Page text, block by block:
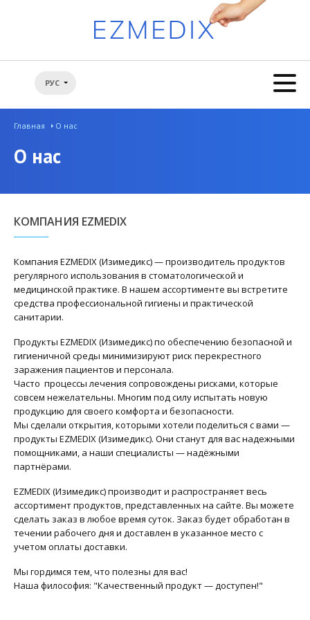
РУС
Главная О нас
О нас
КОМПАНИЯ EZMEDIX
Компания EZMEDIX (Изимедикс) — производитель продуктов
регулярного использования в стоматологической и
медицинской практике. В нашем ассортименте вы встретите
средства профессиональной гигиены и практической
санитарии.
Продукты EZMEDIX (Изимедикс) по обеспечению безопасной и
гигиеничной среды минимизируют риск перекрестного
заражения пациентов и персонала.
Часто процессы лечения сопровождены рисками, которые
совсем нежелательны. Многим под силу испытать новую
продукцию для своего комфорта и безопасности.
Мы сделали открытия, которыми хотели поделиться с вами —
продукты EZMEDIX (Изимедикс). Они станут для вас надежными
помощниками, а наши специалисты — надёжными
партнёрами.
EZMEDIX (Изимедикс) производит и распространяет весь
ассортимент продуктов, представленных на сайте. Вы можете
сделать заказ в любое время суток. Заказ будет обработан в
течении рабочего дня и доставлен в указанное место с
учетом оплаты доставки.
Мы гордимся тем, что полезны для вас!
Наша философия: "Качественный продукт — доступен!"